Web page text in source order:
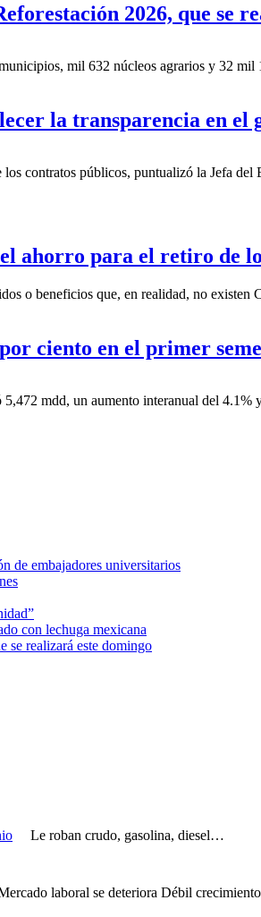
2026, que se
mil 632 núcleos agrarios y 32
la transparencia en el
contratos públicos, puntualizó la Jefa
ahorro para el retiro de
o beneficios que, en realidad, no
ciento en el primer
mdd, un aumento interanual del
de embajadores universitarios
con lechuga mexicana
se realizará este domingo
Le roban crudo, gasolina, diesel…
laboral se deteriora Débil